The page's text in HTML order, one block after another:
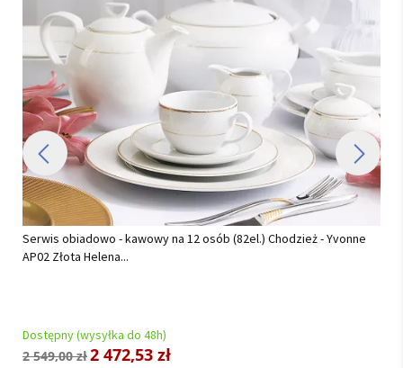
Komplet sztućców 24 cz. na 6 osób Hisar - Florence Gold (3.0/2.5
mm) złocone...
Dostępny (wysyłka do 48h)
549,00 zł521,55 zł